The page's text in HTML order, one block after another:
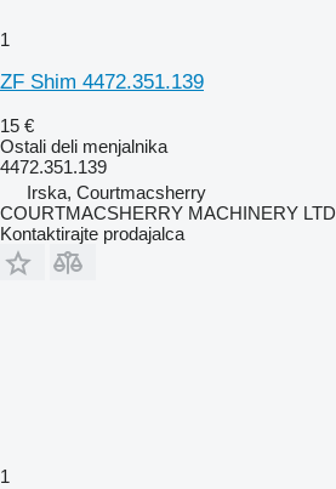
1
ZF Shim 4472.351.139
15 €
Ostali deli menjalnika
4472.351.139
Irska, Courtmacsherry
COURTMACSHERRY MACHINERY LTD
Kontaktirajte prodajalca
1